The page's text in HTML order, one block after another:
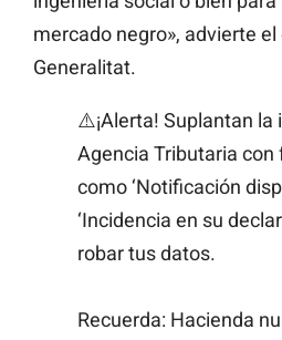
mercado negro», advierte
Generalitat.
⚠️¡Alerta! Suplantan la
Agencia Tributaria con
como ‘Notificación
‘Incidencia en su
robar tus datos.
Recuerda: Hacienda